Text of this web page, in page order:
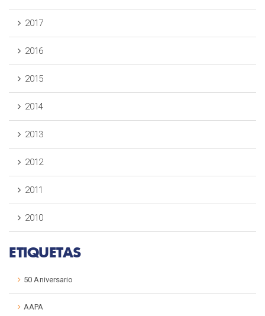
2017
2016
2015
2014
2013
2012
2011
2010
ETIQUETAS
50 Aniversario
AAPA